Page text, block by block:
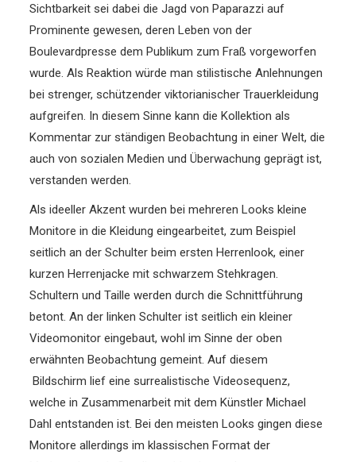
Sichtbarkeit sei dabei die Jagd von Paparazzi auf
Prominente gewesen, deren Leben von der
Boulevardpresse dem Publikum zum Fraß vorgeworfen
wurde.Als Reaktion würde man stilistische Anlehnungen
bei strenger, schützender viktorianischer Trauerkleidung
aufgreifen. In diesem Sinne kann die Kollektion als
Kommentar zur ständigen Beobachtung in einer Welt, die
auch von sozialen Medien und Überwachung geprägt ist,
verstanden werden.
Als ideeller Akzent wurden bei mehreren Looks kleine
Monitore in die Kleidung eingearbeitet, zum Beispiel
seitlich an der Schulter beim ersten Herrenlook, einer
kurzen Herrenjacke mit schwarzem Stehkragen.
Schultern und Taille werden durch die Schnittführung
betont. An der linken Schulter ist seitlich ein kleiner
Videomonitor eingebaut, wohl im Sinne der oben
erwähnten Beobachtung gemeint. Auf diesem
Bildschirm lief eine surrealistische Videosequenz,
welche in Zusammenarbeit mit dem Künstler Michael
Dahl entstanden ist. Bei den meisten Looks gingen diese
Monitore allerdings im klassischen Format der